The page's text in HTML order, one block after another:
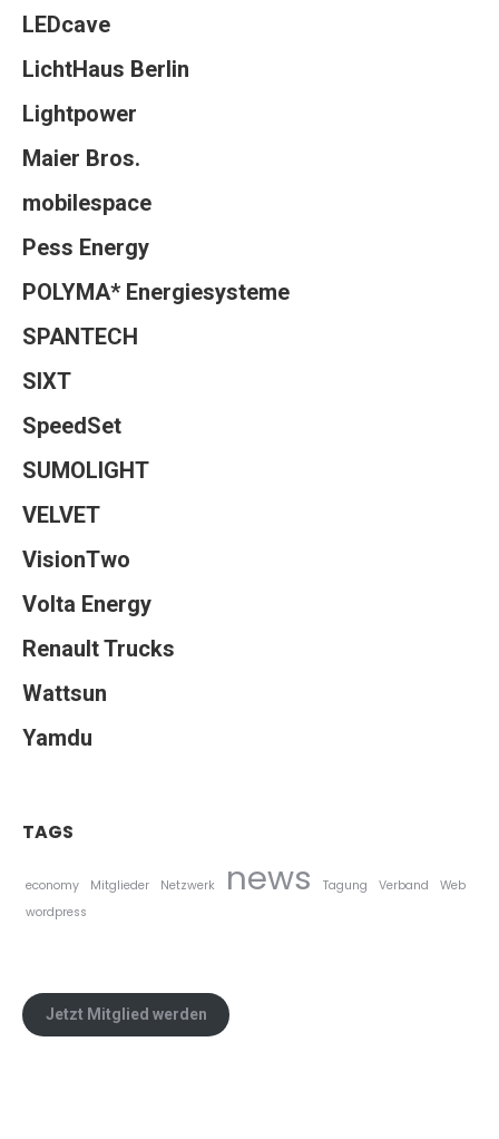
LEDcave
LichtHaus Berlin
Lightpower
Maier Bros.
mobilespace
Pess Energy
POLYMA* Energiesysteme
SPANTECH
SIXT
SpeedSet
SUMOLIGHT
VELVET
VisionTwo
Volta Energy
Renault Trucks
Wattsun
Yamdu
TAGS
economy Mitglieder Netzwerk news Tagung Verband
Web
wordpress
Jetzt Mitglied werden